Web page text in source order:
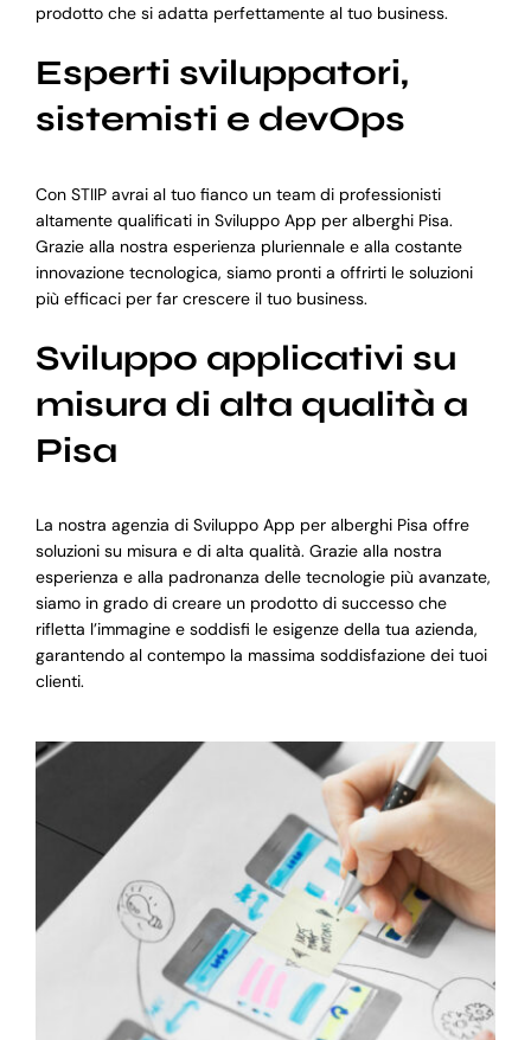
prodotto che si adatta perfettamente al tuo business.
Esperti sviluppatori,
sistemisti e devOps
Con STIIP avrai al tuo fianco un team di professionisti
altamente qualificati in Sviluppo App per alberghi Pisa.
Grazie alla nostra esperienza pluriennale e alla costante
innovazione tecnologica, siamo pronti a offrirti le soluzioni
più efficaci per far crescere il tuo business.
Sviluppo applicativi su
misura di alta qualità a
Pisa
La nostra agenzia di Sviluppo App per alberghi Pisa offre
soluzioni su misura e di alta qualità. Grazie alla nostra
esperienza e alla padronanza delle tecnologie più avanzate,
siamo in grado di creare un prodotto di successo che
rifletta l’immagine e soddisfi le esigenze della tua azienda,
garantendo al contempo la massima soddisfazione dei tuoi
clienti.